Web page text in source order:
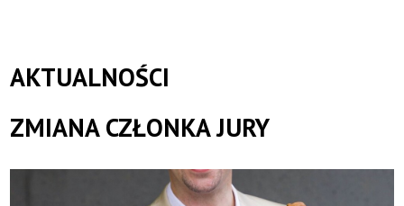
AKTUALNOŚCI
ZMIANA CZŁONKA JURY